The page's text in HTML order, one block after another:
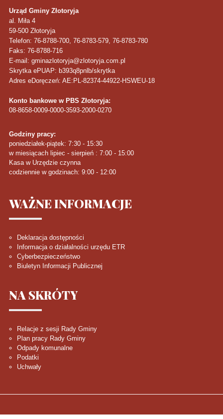
Urząd Gminy Złotoryja
al. Miła 4
59-500 Złotoryja
Telefon: 76-8788-700, 76-8783-579, 76-8783-780
Faks: 76-8788-716
E-mail: gminazlotoryja@zlotoryja.com.pl
Skrytka ePUAP: b393q8pnlb/skrytka
Adres eDoręczeń: AE:PL-82374-44922-HSWEU-18
Konto bankowe w PBS Złotoryja:
08-8658-0009-0000-3593-2000-0270
Godziny pracy:
poniedziałek-piątek: 7:30 - 15:30
w miesiącach lipiec - sierpień : 7:00 - 15:00
Kasa w Urzędzie czynna
codziennie w godzinach: 9:00 - 12:00
WAŻNEINFORMACJE
Deklaracja dostępności
Informacja o działalności urzędu ETR
Cyberbezpieczeństwo
Biuletyn Informacji Publicznej
NA SKRÓTY
Relacje z sesji Rady Gminy
Plan pracy Rady Gminy
Odpady komunalne
Podatki
Uchwały